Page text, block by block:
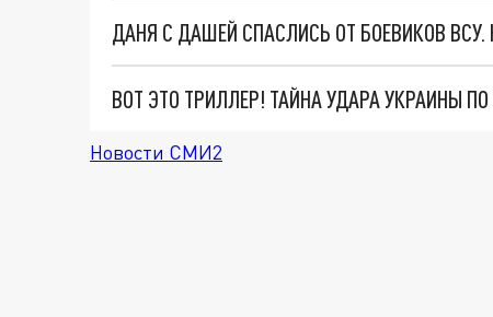
ДАНЯ С ДАШЕЙ СПАСЛИСЬ ОТ БОЕВИКОВ
ВОТ ЭТО ТРИЛЛЕР! ТАЙНА УДАРА УКРАИНЫ
Новости СМИ2